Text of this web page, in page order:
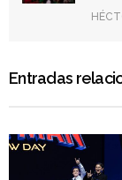
Entradas